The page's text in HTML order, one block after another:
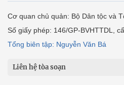
Cơ quan chủ quản: Bộ Dân tộc và
Số giấy phép: 146/GP-BVHTTDL,
Tổng biên tập: Nguyễn Văn Bá
Liên hệ tòa soạn